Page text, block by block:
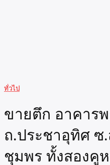
ทั่วไป
ขายตึก อาคาร
ถ.ประชาอุทิศ ซ.
ชุมพร ทั้งสองคู